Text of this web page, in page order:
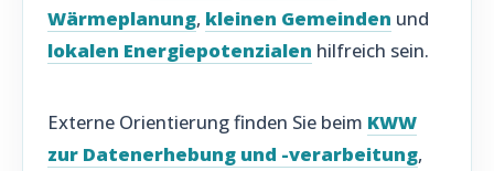
Wärmeplanung, kleinen Gemeinden und
lokalen Energiepotenzialen hilfreich sein.
Externe Orientierung finden Sie beim KWW
zur Datenerhebung und -verarbeitung,